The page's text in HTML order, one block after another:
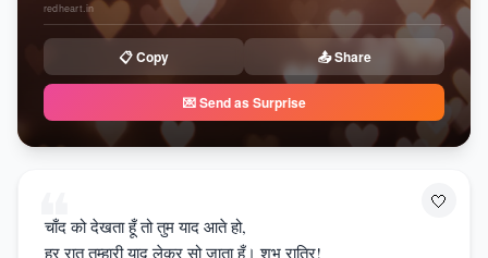
redheart.in
📋 Copy 📤 Share
💌 Send as Surprise
🤍
❝
चाँद को देखता हूँ तो तुम याद आते हो,
हर रात तुम्हारी याद लेकर सो जाता हूँ। शुभ रात्रि!